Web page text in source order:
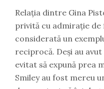
Relația dintre Gina
privită cu admirație
considerată un
reciprocă. Deși au
evitat să expună prea
Smiley au fost mereu